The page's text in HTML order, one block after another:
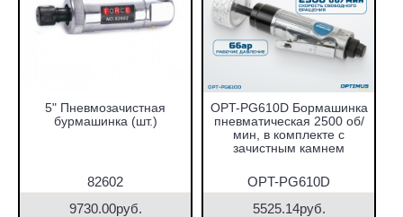
5" Пневмозачистная
бурмашинка (шт.)
82602
9730.00руб.
OPT-PG610D Бормашинка
пневматическая 2500 об/
мин, в комплекте с
зачистным камнем
OPT-PG610D
5525.14руб.